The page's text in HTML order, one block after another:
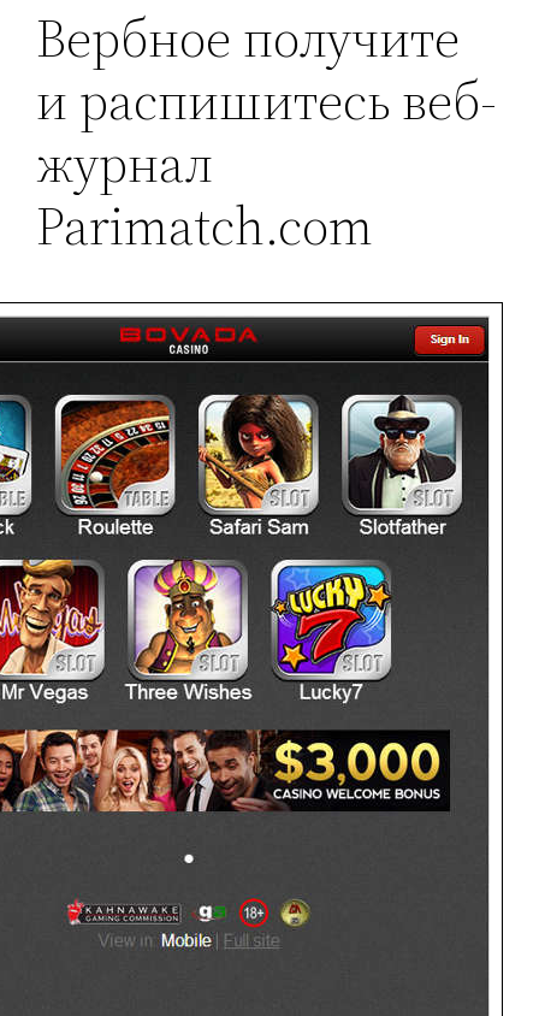
Вербное получите
и распишитесь веб-
журнал
Parimatch.com